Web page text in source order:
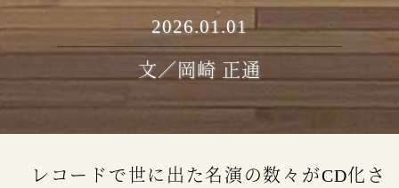
2026.01.01
文／岡崎 正通
レコードで世に出た名演の数々がCD化さ